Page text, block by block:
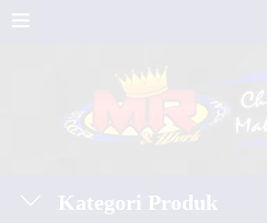
Kategori Produk